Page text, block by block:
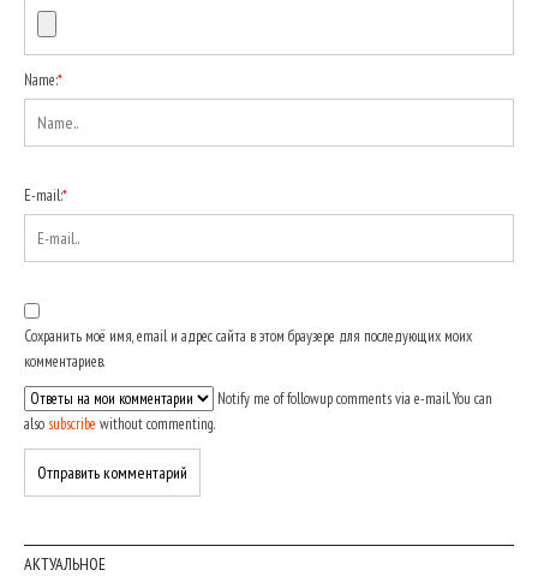
Name:*
E-mail:*
Сохранить моё имя, email и адрес сайта в этом браузере для последующих моих
комментариев.
Notify me of followup comments via e-mail. You can
also subscribe without commenting.
АКТУАЛЬНОЕ